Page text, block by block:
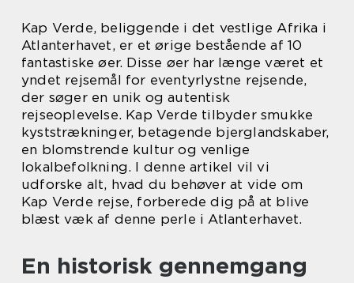
Kap Verde, beliggende i det vestlige Afrika i
Atlanterhavet, er et ørige bestående af 10
fantastiske øer. Disse øer har længe været et
yndet rejsemål for eventyrlystne rejsende,
der søger en unik og autentisk
rejseoplevelse. Kap Verde tilbyder smukke
kyststrækninger, betagende bjerglandskaber,
en blomstrende kultur og venlige
lokalbefolkning. I denne artikel vil vi
udforske alt, hvad du behøver at vide om
Kap Verde rejse, forberede dig på at blive
blæst væk af denne perle i Atlanterhavet.
En historisk gennemgang